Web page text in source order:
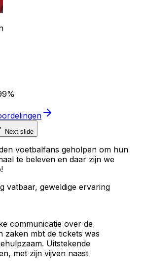
Next slide
voetbalfans geholpen om hun
te beleven en daar zijn we
vatbaar, geweldige ervaring
communicatie over de
zaken mbt de tickets was
Uitstekende
met zijn vijven naast